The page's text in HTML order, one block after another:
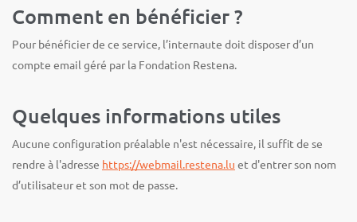
Comment en bénéficier ?
Pour bénéficier de ce service, l’internaute doit disposer d’un
compte email géré par la Fondation Restena.
Quelques informations utiles
Aucune configuration préalable n'est nécessaire, il suffit de se
rendre à l'adresse https://webmail.restena.lu et d'entrer son nom
d’utilisateur et son mot de passe.